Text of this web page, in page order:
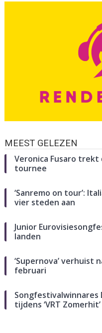
MEEST GELEZEN
Veronica Fusaro trekt
tournee
‘Sanremo on tour’:
vier steden aan
Junior
landen
‘Supernova’ verhuist
februari
Songfestivalwinnares
tijdens ‘VRT Zomerhit’